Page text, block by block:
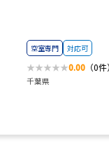
空室専門 対応可
0.00 （0件）
千葉県